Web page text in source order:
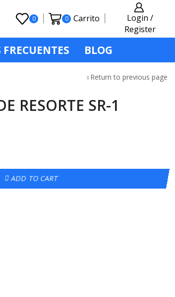
0 0 Carrito
Login /
Register
BLOG
Return to previous page
RESORTE SR-1
ADD TO CART